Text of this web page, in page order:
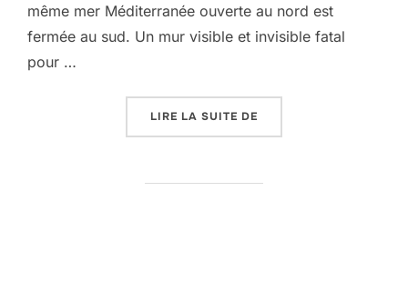
même mer Méditerranée ouverte au nord est
fermée au sud. Un mur visible et invisible fatal
pour …
LIRE LA SUITE DE